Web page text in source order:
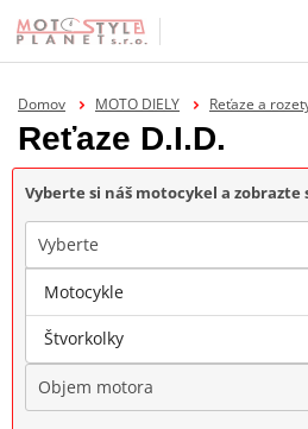
Domov MOTO DIELY Reťaze a
Reťaze D.I.D.
Vyberte si náš motocykel a
Vyberte
Značka
Objem motora
Motocykle
Štvorkolky